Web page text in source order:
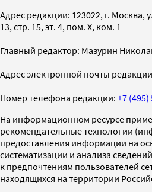
Адрес редакции: 123022, г. Москва,
13, стр. 15, эт. 4, пом. X, ком. 1
Главный редактор: Мазурин
Адрес электронной почты
Номер телефона редакции: +7 (495)
На информационном ресурсе
рекомендательные технологии
предоставления информации на
систематизации и анализа
к предпочтениям пользователей
находящихся на территории